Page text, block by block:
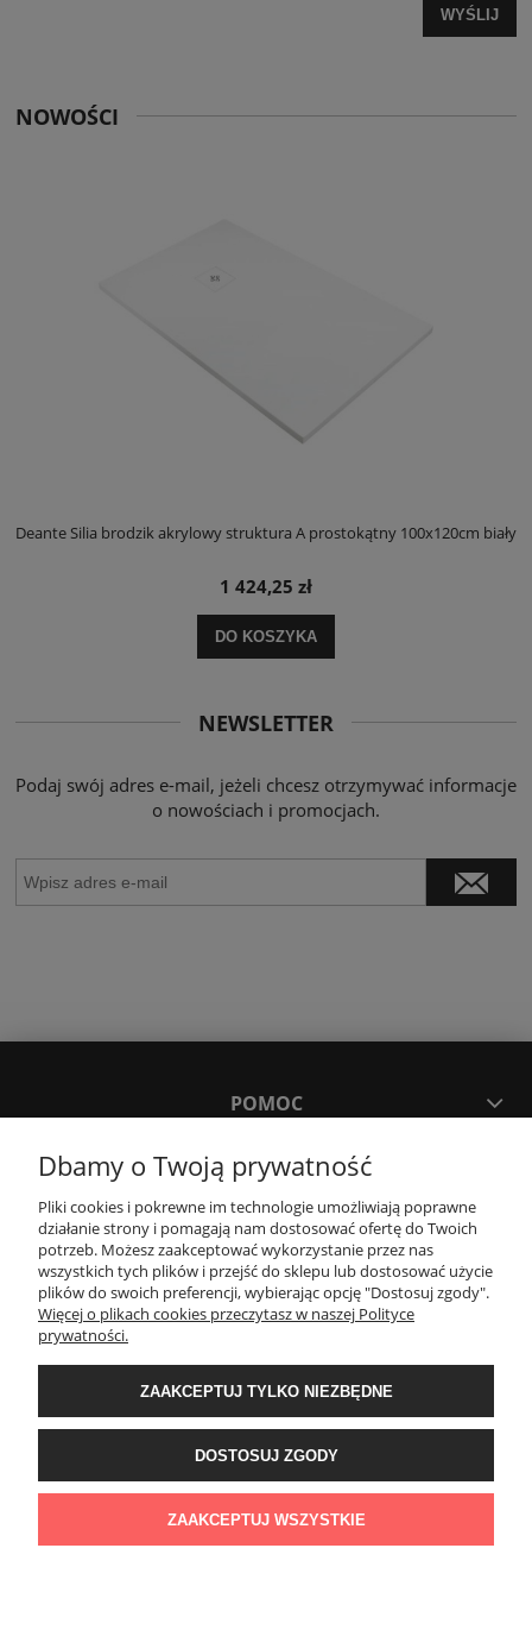
WYŚLIJ
NOWOŚCI
Deante Silia brodzik akrylowy struktura A prostokątny 100x120cm biały
1 424,25 zł
DO KOSZYKA
NEWSLETTER
Podaj swój adres e-mail, jeżeli chcesz otrzymywać informacje
o nowościach i promocjach.
POMOC
MOJE KONTO
PŁATNOŚCI I DOSTAWA
KONTAKT
Wyposażenie łazienek Łazienki.eco | Pawła 23, 41-708 Ruda Śląska | E-mail:
sklep@lazienki.eco | Tel.: 600 012 164 lub 600 012 159 | TGS Przemysław
Stoń | NIP: 6312213594 | REGON: 276403698
Dbamy o Twoją prywatność
Pliki cookies i pokrewne im technologie umożliwiają poprawne
działanie strony i pomagają nam dostosować ofertę do Twoich
potrzeb. Możesz zaakceptować wykorzystanie przez nas
wszystkich tych plików i przejść do sklepu lub dostosować użycie
plików do swoich preferencji, wybierając opcję "Dostosuj zgody".
Więcej o plikach cookies przeczytasz w naszej Polityce
prywatności.
ZAAKCEPTUJ TYLKO NIEZBĘDNE
DOSTOSUJ ZGODY
ZAAKCEPTUJ WSZYSTKIE